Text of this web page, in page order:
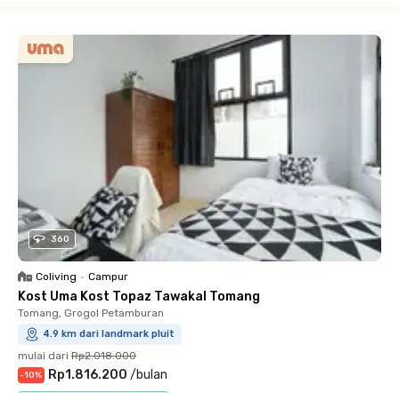
360
Coliving • Campur
Kost Uma Kost Topaz Tawakal Tomang
Tomang, Grogol Petamburan
4.9 km dari landmark pluit
mulai dari Rp2.018.000
-10% Rp1.816.200 /bulan